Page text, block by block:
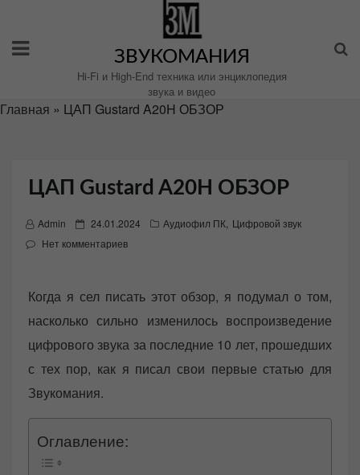
содержимому
ЗВУКОМАНИЯ
Hi-Fi и High-End техника или энциклопедия
звука и видео
Главная » ЦАП Gustard A20H ОБЗОР
ЦАП Gustard A20H ОБЗОР
Admin
P
o
e
d
24.01.2024 Аудиофил ПК Цифровой звук
Нет комментариев
Когда я сел писать этот обзор, я подумал о том,
насколько сильно изменилось воспроизведение
цифрового звука за последние 10 лет, прошедших
с тех пор, как я писал свои первые статью для
Звукомания.
Оглавление: